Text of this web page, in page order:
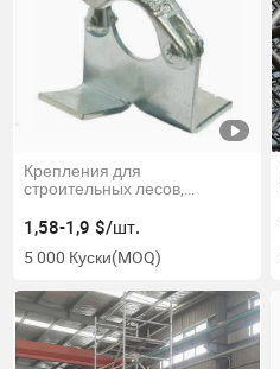
Крепления для
строительных лесов,
удерживающий зажим, балка
для лесов, зажим для
лестницы
1,58-1,9 $/шт.
5 000 Куски(MOQ)